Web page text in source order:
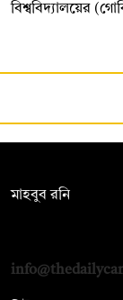
বিশ্ববিদ্যালয়ের
মাহবুব রনি